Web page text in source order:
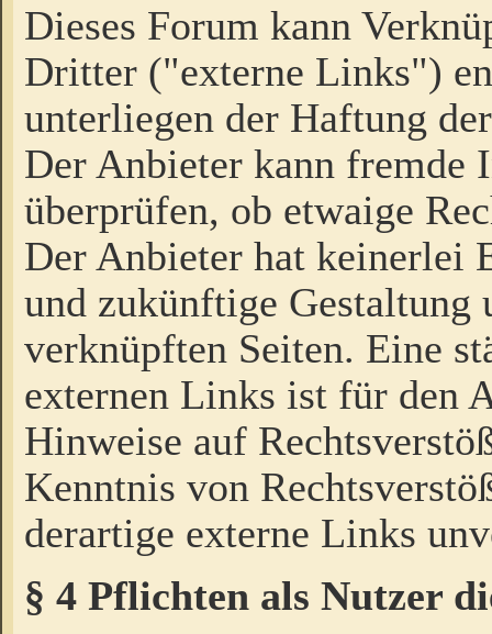
Dieses Forum kann
Dritter ("externe Links")
unterliegen der Haftung
Der Anbieter kann fremde
überprüfen, ob etwaige
Der Anbieter hat keinerlei
und zukünftige Gestaltung
verknüpften Seiten. Eine
externen Links ist für den
Hinweise auf
Kenntnis von
derartige externe Links
§ 4 Pflichten als Nutzer